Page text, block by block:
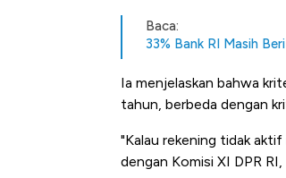
Baca:
33% Bank RI Masih
Ia menjelaskan bahwa
tahun, berbeda dengan
"Kalau rekening tidak
dengan Komisi XI DPR
Begini Cara